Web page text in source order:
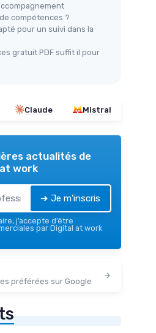
compétences ?
pour un suivi dans la
gratuit PDF suffit il pour
Claude Mistral
actualités de
work
➔ Je m'inscris
j’accepte d’être
par Digital at work
préférées sur Google